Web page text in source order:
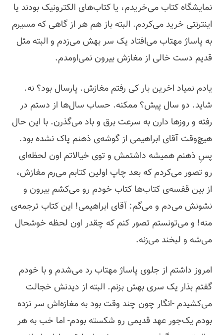
نمایشگاه کتاب می‌خریدم، یا کتاب‌های الکترونیک بودند یا
اینترنتی خرید می‌کردم. البته باز هم هر از گاهی که مسیرم
به پاساژ مهتاب می‌افتاد یک سر بهش می‌زدم و البته مثل
قدیم دست‌ خالی از مغازش بیرون نمی‌اومدم.
یادم نمیاد اخرین بار کی رفتم مغازش. پارسال بود؟ نه.
شاید. دو سال پیش؟ ممکنه. حساب سال‌ها از دستم در
رفته و روزها دارن به سرعت برق و باد می‌گذرن. با این حال
هیچ‌وقت آقای ابراهیمی از گوشه‌ی ذهنم پاک نشده بود.
پسِ ذهنم همیشه داشتمش و توی خیالاتم اون لحظه‌ای
رو تصور می‌کردم که بعد چاپ اولین کتابم می‌‌ر‌‌م مغازش‌،
از بین قفسه‌ی کتاب‌ها کتاب خودم رو می‌کشم بیرون و
نشونش می‌دم و می‌گم: آقای ابراهیمی! این کتاب ترجمه‌ی
منه! و می‌تونستم تصور کنم که چقدر اون لحظه خوشحال
می‌شه و لبخند می‌زنه.
امروز داشتم از جلوی پاساژ مهتاب رد می‌شدم و با خودم
گفتم بذار یک سری بهش بزنم. البته از دیدنش خجالت
می‌کشیدم -انگار چون چند وقت بود به مغازه‌اش سر نزده
بودم یک‌جور عهد قدیمی رو شکسته بودم- اما خب به هر